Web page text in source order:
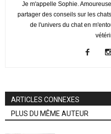
Je m'appelle Sophie.
partager des conseils sur les
de l'univers du chat en
ARTICLES CONNEXES
PLUS DU MÊME AUTEUR